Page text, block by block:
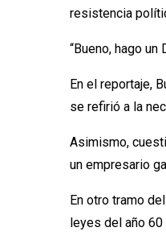
resistencia
“Bueno, hago
En el reportaje,
se refirió a la
Asimismo,
un empresario
En otro tramo
leyes del año